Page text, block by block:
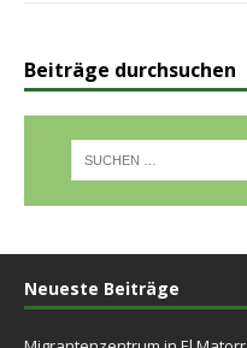
Beiträge durchsuchen
Neueste Beiträge